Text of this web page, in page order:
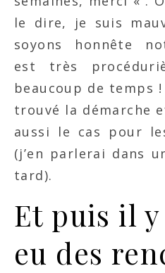
le dire, je suis
soyons honnête
est très
beaucoup de temps
trouvé la démarche
aussi le cas pour
(j’en parlerai dans
tard).
Et puis il y
eu des